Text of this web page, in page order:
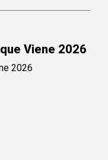
Viene 2026